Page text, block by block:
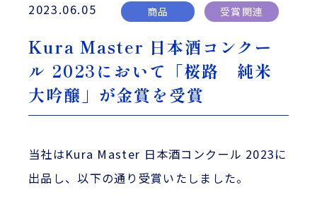
2023.06.05 商品 受賞関連
Kura Master 日本酒コンクー
ル 2023において「桜路 純米
大吟醸」が金賞を受賞
当社はKura Master 日本酒コンクール 2023に
出品し、以下の通り受賞いたしました。